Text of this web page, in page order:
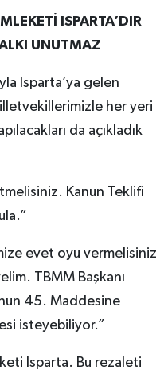
ISPARTA’DIR
UNUTMAZ
Isparta’ya gelen
her yeri
da açıkladık
Kanun Teklifi
evet oyu vermelisiniz
TBMM Başkanı
45. Maddesine
isteyebiliyor.”
Isparta. Bu rezaleti